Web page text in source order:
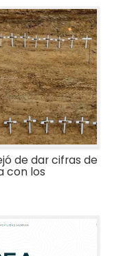
de dar cifras de
con los